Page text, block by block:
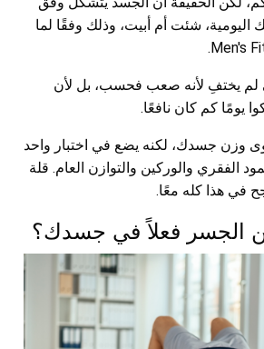
اليومية، شئت أم أبيت، وذلك وفقًا لما
لم يختفِ لأنه صعب فحسب، بل لأن
يومًا كم كان نافعًا.
وزن جسدك، لكنه يضع في اختبار واحد
الفقري والوركين والتوازن العام. قلة
في هذا كله معًا.
الجسر فعلاً في جسدك؟